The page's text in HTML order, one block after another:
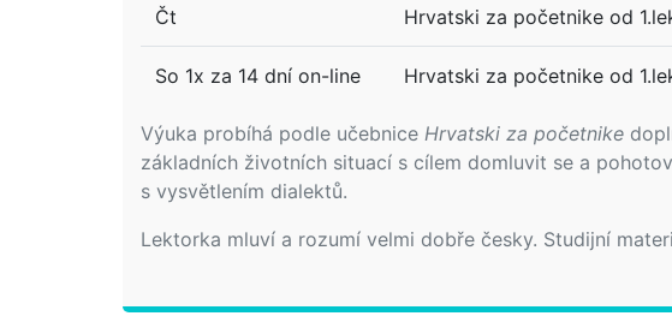
Výuka probíhá podle učebnice Hrvatski za početnike
základních životních situací s cílem domluvit se a
s vysvětlením dialektů.
Lektorka mluví a rozumí velmi dobře česky. Studijní
Čt Hrvatski za početnike od
So 1x za 14 dní on-line Hrvatski za početnike od